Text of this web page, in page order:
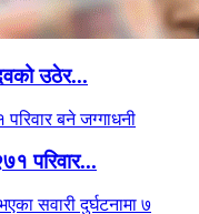
उठेर...
परिवार...